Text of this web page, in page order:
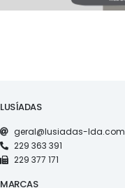
LUSÍADAS
geral@lusiadas-lda.com
229 363 391
229 377 171
MARCAS